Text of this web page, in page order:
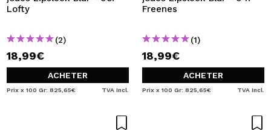
Lofty
(2)
18,99€
ACHETER
Prix x 100 Gr: 825,65€ TVA Incl.
Freenes
(1)
18,99€
ACHETER
Prix x 100 Gr: 825,65€ TVA Incl.